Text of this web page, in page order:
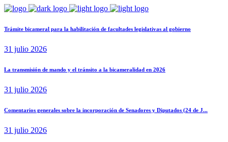
Trámite bicameral para la habilitación de facultades legislativas al gobierno
31 julio 2026
La transmisión de mando y el tránsito a la bicameralidad en 2026
31 julio 2026
Comentarios generales sobre la incorporación de Senadores y Diputados (24 de J...
31 julio 2026